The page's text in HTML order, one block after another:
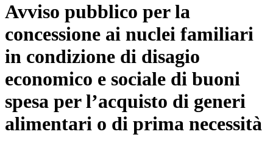
Avviso pubblico per la
concessione ai nuclei familiari
in condizione di disagio
economico e sociale di buoni
spesa per l’acquisto di generi
alimentari o di prima necessità